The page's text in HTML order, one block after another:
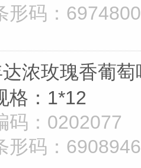
形码：
浓玫瑰香葡
格：1*12
码：0202077
形码：